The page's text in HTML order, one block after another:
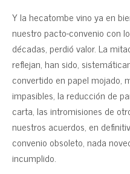
Y la hecatombe vino ya en
nuestro pacto-convenio con
décadas, perdió valor. La
reflejan, han sido,
convertido en papel mojado,
impasibles, la reducción de
carta, las intromisiones de
nuestros acuerdos, en
convenio obsoleto, nada
incumplido.